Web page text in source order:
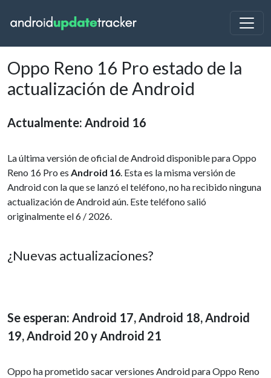
Oppo Reno 16 Pro estado de la
actualización de Android
Actualmente: Android 16
La última versión de oficial de Android disponible para Oppo
Reno 16 Pro es Android 16. Esta es la misma versión de
Android con la que se lanzó el teléfono, no ha recibido ninguna
actualización de Android aún. Este teléfono salió
originalmente el 6 / 2026.
¿Nuevas actualizaciones?
Se esperan: Android 17, Android 18, Android
19, Android 20 y Android 21
Oppo ha prometido sacar versiones Android para Oppo Reno